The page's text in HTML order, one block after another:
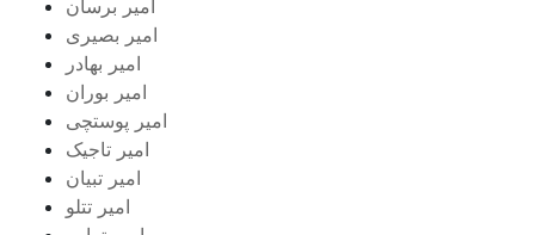
امیر برسان
امیر بصیری
امیر بهادر
امیر بوران
امیر پوستچی
امیر تاجیک
امیر تبیان
امیر تتلو